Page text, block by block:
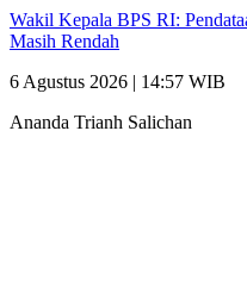
Wakil Kepala BPS RI:
Masih Rendah
6 Agustus 2026 | 14:57 WIB
Ananda Trianh Salichan